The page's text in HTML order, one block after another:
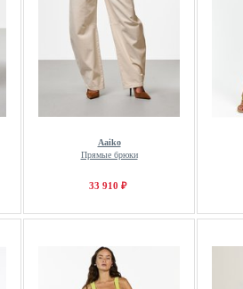
Aaiko
Прямые брюки
33 910 ₽